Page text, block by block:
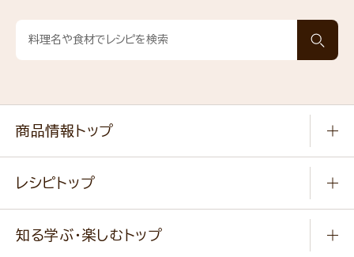
商品情報トップ
健康食品・他
レシピトップ
知る学ぶ・楽しむトップ